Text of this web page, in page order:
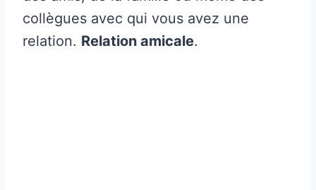
collègues avec qui vous avez une
relation. Relation amicale.